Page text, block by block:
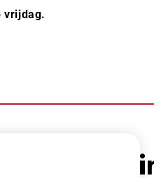
vrijdag.